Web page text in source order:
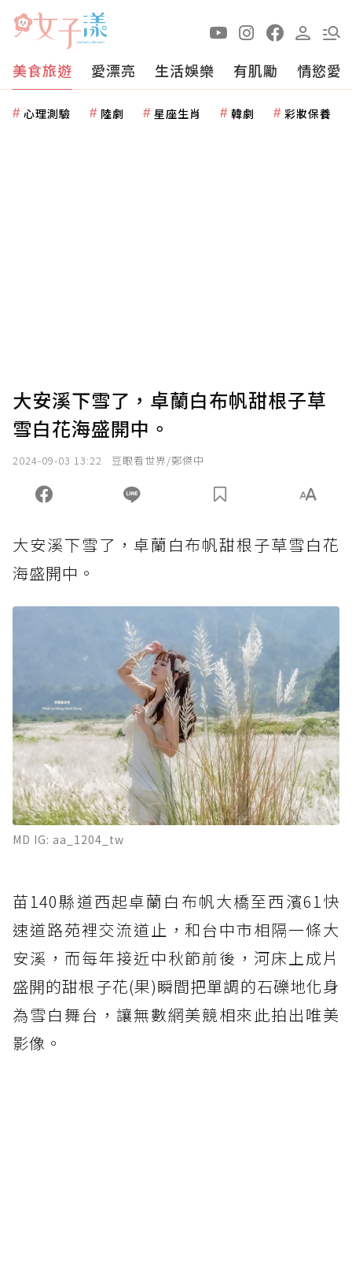
美食旅遊 愛漂亮 生活娛樂 有肌勵 情慾愛
心理測驗 陸劇 星座生肖 韓劇 彩妝保養
大安溪下雪了，卓蘭白布帆甜根子草
雪白花海盛開中。
2024-09-03 13:22 豆眼看世界/鄭傑中
大安溪下雪了，卓蘭白布帆甜根子草雪白花
海盛開中。
MD IG: aa_1204_tw
苗140縣道西起卓蘭白布帆大橋至西濱61快
速道路苑裡交流道止，和台中市相隔一條大
安溪，而每年接近中秋節前後，河床上成片
盛開的甜根子花(果)瞬間把單調的石礫地化身
為雪白舞台，讓無數網美競相來此拍出唯美
影像。